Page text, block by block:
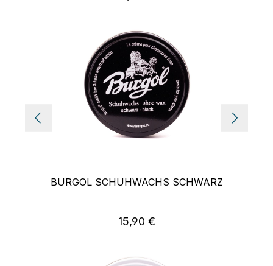
BURGOL SCHUHWACHS SCHWARZ
Regulärer Preis:
15,90 €